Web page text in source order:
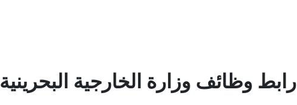
رابط وظائف وزارة الخارجية البحرينية